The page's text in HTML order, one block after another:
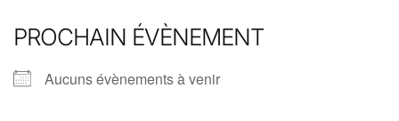
PROCHAIN ÉVÈNEMENT
Aucuns évènements à venir